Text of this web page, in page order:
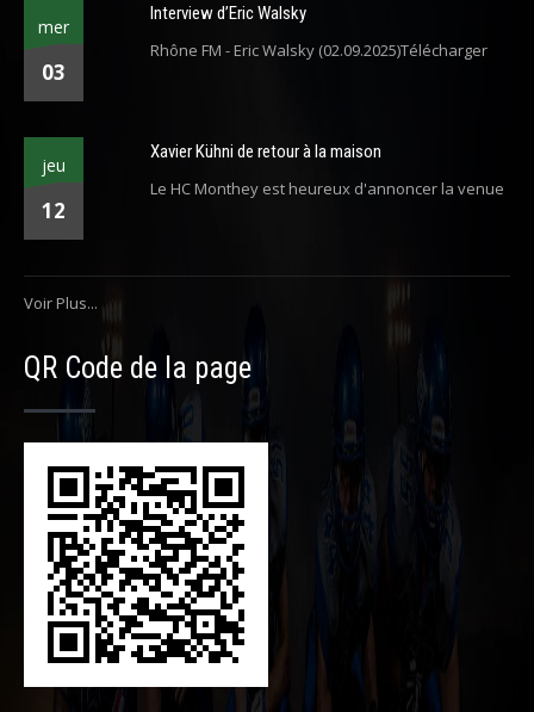
mer
03
Interview d’Eric Walsky
Rhône FM - Eric Walsky (02.09.2025)Télécharger
jeu
12
Xavier Kühni de retour à la maison
Le HC Monthey est heureux d'annoncer la venue
Voir Plus...
QR Code de la page